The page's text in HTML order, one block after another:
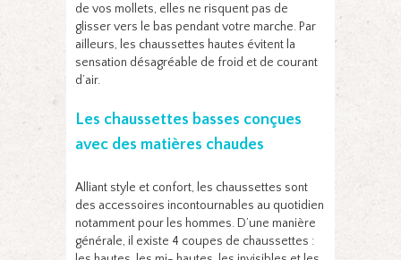
de vos mollets, elles ne risquent pas de
glisser vers le bas pendant votre marche. Par
ailleurs, les chaussettes hautes évitent la
sensation désagréable de froid et de courant
d’air.
Les chaussettes basses conçues
avec des matières chaudes
Alliant style et confort, les chaussettes sont
des accessoires incontournables au quotidien
notamment pour les hommes. D’une manière
générale, il existe 4 coupes de chaussettes :